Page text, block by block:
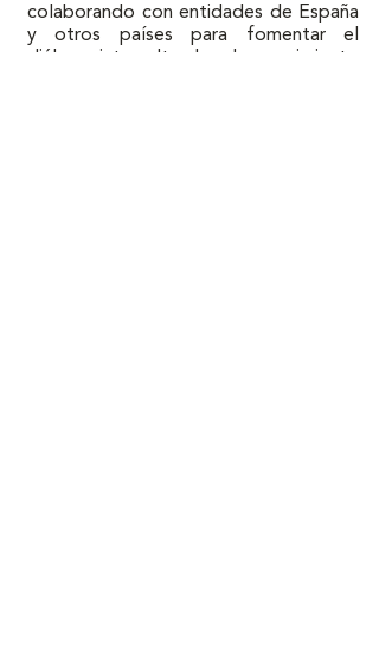
colaborando con entidades de España
y otros países para fomentar el
diálogo intercultural y el conocimiento